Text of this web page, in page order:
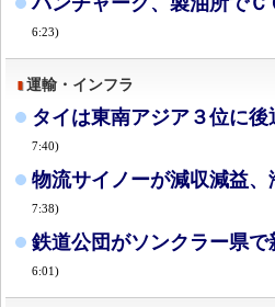
6:23)
運輸・インフラ
タイは東南アジア３位に
7:40)
物流サイノーが減収減益、
7:38)
鉄道公団がソンクラー県
6:01)